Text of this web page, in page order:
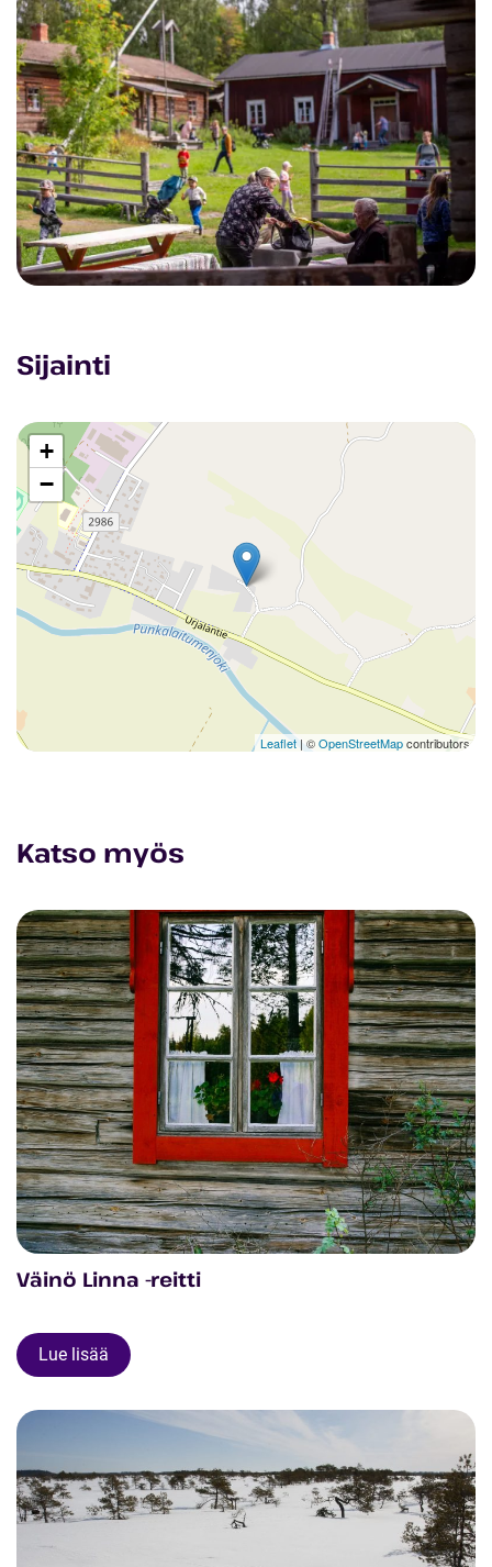
Sijainti
+
−
Leaflet | ©OpenStreetMapcontributors
Katso myös
Väinö Linna -reitti
Lue lisää